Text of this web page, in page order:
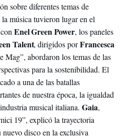
sobre diferentes temas de
música tuvieron lugar en el
Enel Green Power, los paneles
Talent, dirigidos porFrancesca
Mag”, abordaron los temas de las
para la sostenibilidad. El
a una de las batallas
de nuestra época, la igualdad
musical italiana. Gaia,
19”, explicó la trayectoria
disco en la exclusiva